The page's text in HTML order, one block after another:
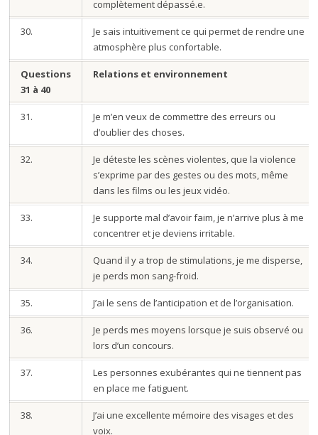
complètement dépassé.e.
30.
Je sais intuitivement ce qui permet de rendre une
atmosphère plus confortable.
Questions
31 à 40
Relations et environnement
31.
Je m’en veux de commettre des erreurs ou
d’oublier des choses.
32.
Je déteste les scènes violentes, que la violence
s’exprime par des gestes ou des mots, même
dans les films ou les jeux vidéo.
33.
Je supporte mal d’avoir faim, je n’arrive plus à me
concentrer et je deviens irritable.
34.
Quand il y a trop de stimulations, je me disperse,
je perds mon sang-froid.
35. J’ai le sens de l’anticipation et de l’organisation.
36.
Je perds mes moyens lorsque je suis observé ou
lors d’un concours.
37.
Les personnes exubérantes qui ne tiennent pas
en place me fatiguent.
38.
J’ai une excellente mémoire des visages et des
voix.